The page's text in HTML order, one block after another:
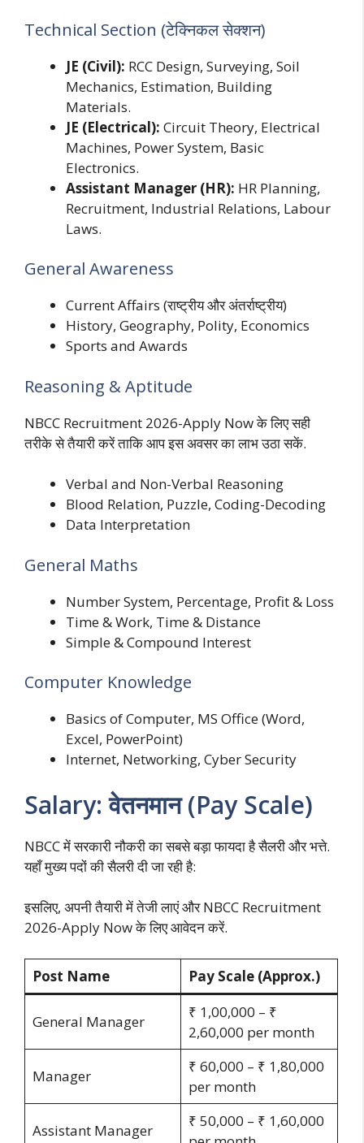
Technical Section (टेक्निकल सेक्शन)
JE (Civil): RCC Design, Surveying, Soil
Mechanics, Estimation, Building
Materials.
JE (Electrical): Circuit Theory, Electrical
Machines, Power System, Basic
Electronics.
Assistant Manager (HR): HR Planning,
Recruitment, Industrial Relations, Labour
Laws.
General Awareness
Current Affairs (राष्ट्रीय और अंतर्राष्ट्रीय)
History, Geography, Polity, Economics
Sports and Awards
Reasoning & Aptitude
NBCC Recruitment 2026-Apply Now के लिए सही
तरीके से तैयारी करें ताकि आप इस अवसर का लाभ उठा सकें.
Verbal and Non-Verbal Reasoning
Blood Relation, Puzzle, Coding-Decoding
Data Interpretation
General Maths
Number System, Percentage, Profit & Loss
Time & Work, Time & Distance
Simple & Compound Interest
Computer Knowledge
Basics of Computer, MS Office (Word,
Excel, PowerPoint)
Internet, Networking, Cyber Security
Salary: वेतनमान (Pay Scale)
NBCC में सरकारी नौकरी का सबसे बड़ा फायदा है सैलरी और भत्ते.
यहाँ मुख्य पदों की सैलरी दी जा रही है:
इसलिए, अपनी तैयारी में तेजी लाएं और NBCC Recruitment
2026-Apply Now के लिए आवेदन करें.
Post Name Pay Scale (Approx.)
General Manager
₹ 1,00,000 – ₹
2,60,000 per month
Manager
₹ 60,000 – ₹ 1,80,000
per month
Assistant Manager
₹ 50,000 – ₹ 1,60,000